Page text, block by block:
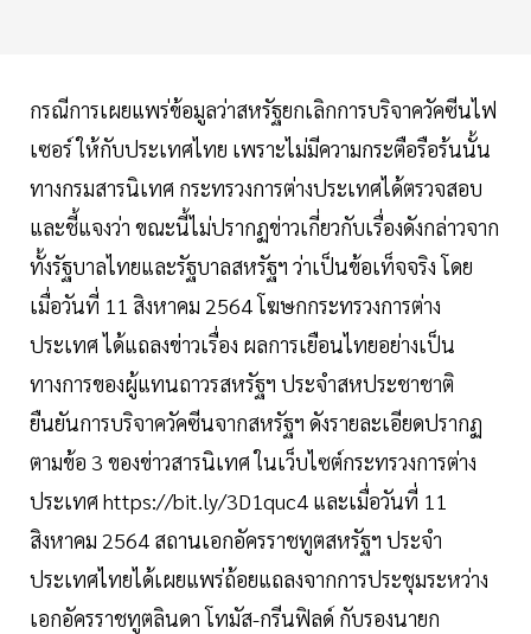
กรณีการเผยแพร่ข้อมูลว่าสหรัฐยกเลิกการบริจาควัคซีนไฟ
เซอร์ ให้กับประเทศไทย เพราะไม่มีความกระตือรือร้นนั้น
ทางกรมสารนิเทศ กระทรวงการต่างประเทศได้ตรวจสอบ
และชี้แจงว่า ขณะนี้ไม่ปรากฏข่าวเกี่ยวกับเรื่องดังกล่าวจาก
ทั้งรัฐบาลไทยและรัฐบาลสหรัฐฯ ว่าเป็นข้อเท็จจริง โดย
เมื่อวันที่ 11 สิงหาคม 2564 โฆษกกระทรวงการต่าง
ประเทศ ได้แถลงข่าวเรื่อง ผลการเยือนไทยอย่างเป็น
ทางการของผู้แทนถาวรสหรัฐฯ ประจำสหประชาชาติ
ยืนยันการบริจาควัคซีนจากสหรัฐฯ ดังรายละเอียดปรากฏ
ตามข้อ 3 ของข่าวสารนิเทศ ในเว็บไซต์กระทรวงการต่าง
ประเทศ https://bit.ly/3D1quc4 และเมื่อวันที่ 11
สิงหาคม 2564 สถานเอกอัครราชทูตสหรัฐฯ ประจำ
ประเทศไทยได้เผยแพร่ถ้อยแถลงจากการประชุมระหว่าง
เอกอัครราชทูตลินดา โทมัส-กรีนฟิลด์ กับรองนายก